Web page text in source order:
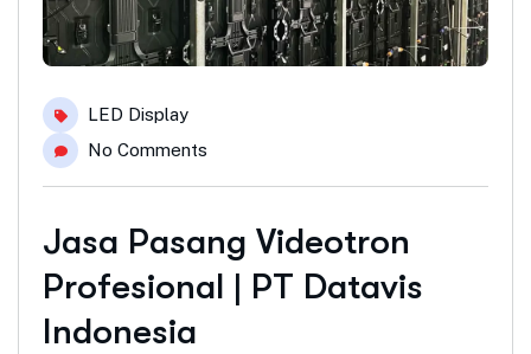
LED Display
No Comments
Jasa Pasang Videotron
Profesional | PT Datavis
Indonesia